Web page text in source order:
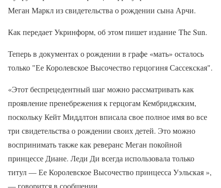
Меган Маркл из свидетельства о рождении сына Арчи.
Как передает Укринформ, об этом пишет издание The Sun.
Теперь в документах о рождении в графе «мать» осталось
только "Ее Королевское Высочество герцогиня Сассекская".
«Этот беспрецедентный шаг можно рассматривать как
проявление пренебрежения к герцогам Кембриджским,
поскольку Кейт Миддлтон вписала свое полное имя во все
три свидетельства о рождении своих детей. Это можно
воспринимать также как реверанс Меган покойной
принцессе Диане. Леди Ди всегда использовала только
титул — Ее Королевское Высочество принцесса Уэльская »,
— говорится в сообщении.